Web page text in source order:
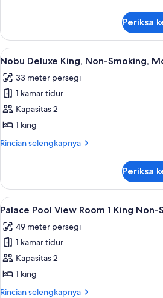
Smoking,Roll-
In
Shower
Julius
Deluxe,
2
Non-
Smoking,Roll-
In
Shower
Periksa
Lihat
semua
foto
untuk
Nobu
Deluxe
King,
Mobility
Tub
4
Nobu Deluxe King, Non-Smoking,
33 meter persegi
1 kamar tidur
Kapasitas 2
1 king
Rincian selengkapnya
Rincian
Nobu
Deluxe
King,
Smoking,
Mobility
Tub
Periksa
Lihat
semua
foto
untuk
Palace
Pool
View
4
Palace Pool View Room 1 King Non-
49 meter persegi
1 kamar tidur
Kapasitas 2
1 king
Rincian selengkapnya
Rincian